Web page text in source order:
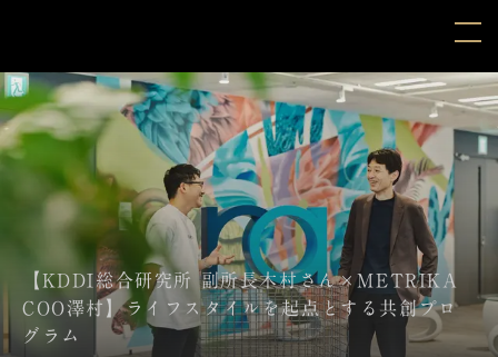
【KDDI総合研究所 副所長木村さん×METRIKA
COO澤村】ライフスタイルを起点とする共創プロ
グラム